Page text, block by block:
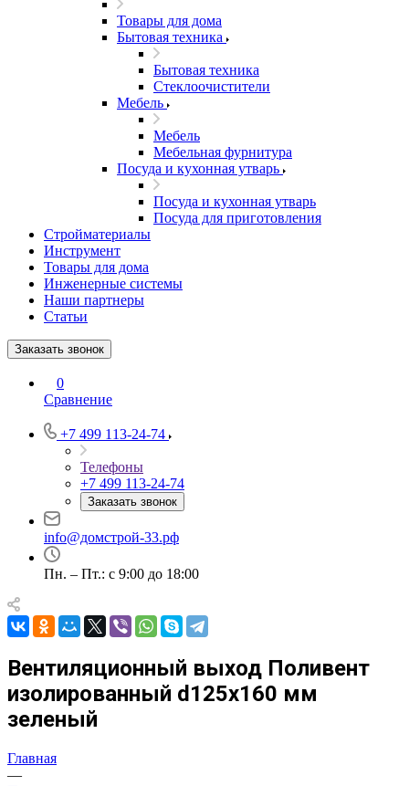
Товары для дома
Бытовая техника
Бытовая техника
Стеклоочистители
Мебель
Мебель
Мебельная фурнитура
Посуда и кухонная утварь
Посуда и кухонная утварь
Посуда для приготовления
Стройматериалы
Инструмент
Товары для дома
Инженерные системы
Наши партнеры
Статьи
Заказать звонок
0
Сравнение
+7 499 113-24-74
Телефоны
+7 499 113-24-74
Заказать звонок
info@домстрой-33.рф
Пн. – Пт.: с 9:00 до 18:00
Вентиляционный выход Поливент
изолированный d125х160 мм
зеленый
Главная
—